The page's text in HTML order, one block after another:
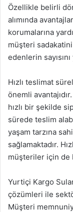
Özellikle belirli
alımında
korumalarına
müşteri
edenlerin
Hızlı teslimat
önemli
hızlı bir şekilde
sürede teslim
yaşam tarzına
sağlamaktadır.
müşteriler için de
Yurtiçi Kargo
çözümleri ile
Müşteri